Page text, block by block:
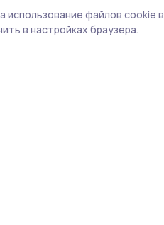
файлов cookie в
в настройках браузера.